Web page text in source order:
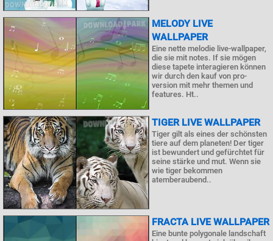
MELODY LIVE
WALLPAPER
Eine nette melodie live-wallpaper,
die sie mit notes. If sie mögen
diese tapete interagieren können
wir durch den kauf von pro-
version mit mehr themen und
features. Ht..
TIGER LIVE WALLPAPER
Tiger gilt als eines der schönsten
tiere auf dem planeten! Der tiger
ist bewundert und gefürchtet für
seine stärke und mut. Wenn sie
wie tiger bekommen
atemberaubend..
FRACTA LIVE WALLPAPER
Eine bunte polygonale landschaft